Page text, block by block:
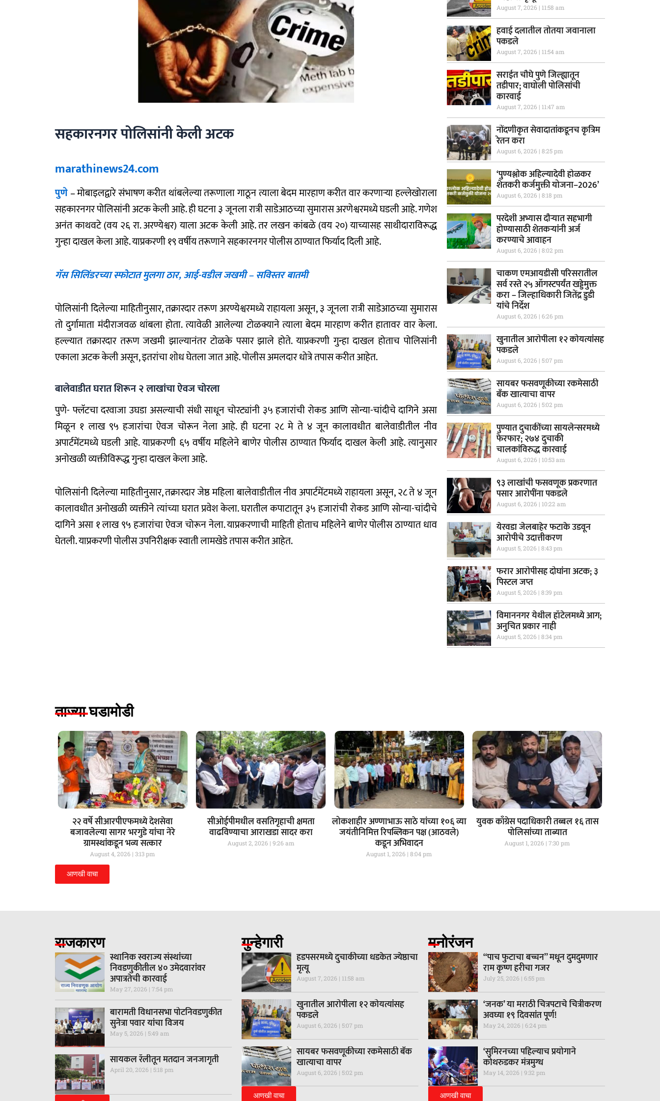
सहकारनगर पोलिसांनी केली अटक
marathinews24.com
पुणे– मोबाइलद्वारे संभाषण करीत थांबलेल्या तरूणाला गाठून त्याला बेदम मारहाण करीत वार करणार्‍या हल्लेखोराला
सहकारनगर पोलिसांनी अटक केली आहे. ही घटना ३ जूनला रात्री साडेआठच्या सुमारास अरणेश्वरमध्ये घडली आहे. गणेश
अनंत काथवटे (वय २६ रा. अरण्येश्वर) याला अटक केली आहे. तर लखन कांबळे (वय २०) याच्यासह साथीदाराविरूद्ध
गुन्हा दाखल केला आहे. याप्रकरणी १९ वर्षीय तरूणाने सहकारनगर पोलीस ठाण्यात फिर्याद दिली आहे.
गॅस सिलिंडरच्या स्फोटात मुलगा ठार, आई-वडील जखमी – सविस्तर बातमी
पोलिसांनी दिलेल्या माहितीनुसार, तक्रारदार तरूण अरण्येश्वरमध्ये राहायला असून, ३ जूनला रात्री साडेआठच्या सुमारास
तो दुर्गामाता मंदीराजवळ थांबला होता. त्यावेळी आलेल्या टोळक्याने त्याला बेदम मारहाण करीत हातावर वार केला.
हल्ल्यात तक्रारदार तरूण जखमी झाल्यानंतर टोळके पसार झाले होते. याप्रकरणी गुन्हा दाखल होताच पोलिसांनी
एकाला अटक केली असून, इतरांचा शोध घेतला जात आहे. पोलीस अमलदार धोत्रे तपास करीत आहेत.
बालेवाडीत घरात शिरून २ लाखांचा ऐवज चोरला
पुणे- फ्लॅटचा दरवाजा उघडा असल्याची संधी साधून चोरट्यांनी ३५ हजारांची रोकड आणि सोन्या-चांदीचे दागिने असा
मिळून १ लाख ९५ हजारांचा ऐवज चोरून नेला आहे. ही घटना २८ मे ते ४ जून कालावधीत बालेवाडीतील नीव
अपार्टमेंटमध्ये घडली आहे. याप्रकरणी ६५ वर्षीय महिलेने बाणेर पोलीस ठाण्यात फिर्याद दाखल केली आहे. त्यानुसार
अनोखळी व्यक्तीविरूद्ध गुन्हा दाखल केला आहे.
पोलिसांनी दिलेल्या माहितीनुसार, तक्रारदार जेष्ठ महिला बालेवाडीतील नीव अपार्टमेंटमध्ये राहायला असून, २८ ते ४ जून
कालावधीत अनोखळी व्यक्तीने त्यांच्या घरात प्रवेश केला. घरातील कपाटातून ३५ हजारांची रोकड आणि सोन्या-चांदीचे
दागिने असा १ लाख ९५ हजारांचा ऐवज चोरून नेला. याप्रकरणाची माहिती होताच महिलेने बाणेर पोलीस ठाण्यात धाव
घेतली. याप्रकरणी पोलीस उपनिरीक्षक स्वाती लामखेडे तपास करीत आहेत.
August 7, 2026 11:58 am
हवाई दलातील तोतया जवानाला
पकडले
August 7, 2026 11:54 am
सराईत चौघे पुणे जिल्ह्यातून
तडीपार; वाघोली पोलिसांची
कारवाई
August 7, 2026 11:47 am
नोंदणीकृत सेवादातांकडूनच कृत्रिम
रेतन करा
August 6, 2026 8:25 pm
‘पुण्यश्लोक अहिल्यादेवी होळकर
शेतकरी कर्जमुक्ती योजना–2026’
August 6, 2026 8:18 pm
परदेशी अभ्यास दौऱ्यात सहभागी
होण्यासाठी शेतकऱ्यांनी अर्ज
करण्याचे आवाहन
August 6, 2026 8:02 pm
चाकण एमआयडीसी परिसरातील
सर्व रस्ते २५ ऑगस्टपर्यंत खड्डेमुक्त
करा – जिल्हाधिकारी जितेंद्र डुडी
यांचे निर्देश
August 6, 2026 6:26 pm
खुनातील आरोपीला १२ कोयत्यांसह
पकडले
August 6, 2026 5:07 pm
सायबर फसवणूकीच्या रकमेसाठी
बँक खात्याचा वापर
August 6, 2026 5:02 pm
पुण्यात दुचाकींच्या सायलेन्सरमध्ये
फेरफार; २७४ दुचाकी
चालकांविरुद्ध कारवाई
August 6, 2026 10:53 am
९३ लाखांची फसवणूक प्रकरणात
पसार आरोपींना पकडले
August 6, 2026 10:22 am
येरवडा जेलबाहेर फटाके उडवून
आरोपीचे उदात्तीकरण
August 5, 2026 8:43 pm
फरार आरोपीसह दोघांना अटक; ३
पिस्टल जप्त
August 5, 2026 8:39 pm
विमाननगर येथील हॉटेलमध्ये आग;
अनुचित प्रकार नाही
August 5, 2026 8:34 pm
ताज्या घडामोडी
२२ वर्षे सीआरपीएफमध्ये देशसेवा
बजावलेल्या सागर भरगुडे यांचा नेरे
ग्रामस्थांकडून भव्य सत्कार
August 4, 2026 3:13 pm
सीओईपीमधील वसतिगृहाची क्षमता
वाढविण्याचा आराखडा सादर करा
August 2, 2026 9:26 am
लोकशाहीर अण्णाभाऊ साठे यांच्या १०६ व्या
जयंतीनिमित्त रिपब्लिकन पक्ष (आठवले)
कडून अभिवादन
August 1, 2026 8:04 pm
युवक काँग्रेस पदाधिकारी तब्बल १६ तास
पोलिसांच्या ताब्यात
August 1, 2026 7:30 pm
आणखी वाचा
राजकारण
स्थानिक स्वराज्य संस्थांच्या
निवडणुकीतील ४० उमेदवारांवर
अपात्रतेची कारवाई
May 27, 2026 7:54 pm
बारामती विधानसभा पोटनिवडणुकीत
सुनेत्रा पवार यांचा विजय
May 5, 2026 5:49 am
सायकल रॅलीतून मतदान जनजागृती
April 20, 2026 5:18 pm
गुन्हेगारी
हडपसरमध्ये दुचाकीच्या धडकेत ज्येष्ठाचा
मृत्यू
August 7, 2026 11:58 am
खुनातील आरोपीला १२ कोयत्यांसह
पकडले
August 6, 2026 5:07 pm
सायबर फसवणूकीच्या रकमेसाठी बँक
खात्याचा वापर
August 6, 2026 5:02 pm
आणखी वाचा
मनोरंजन
“पाच फुटाचा बच्चन” मधून दुमदुमणार
राम कृष्ण हरीचा गजर
July 25, 2026 6:55 pm
‘जनक’ या मराठी चित्रपटाचे चित्रीकरण
अवघ्या १९ दिवसांत पूर्ण!
May 24, 2026 6:24 pm
‘सुमिरनच्या पहिल्याच प्रयोगाने
कोथरुडकर मंत्रमुग्ध
May 14, 2026 9:32 pm
आणखी वाचा